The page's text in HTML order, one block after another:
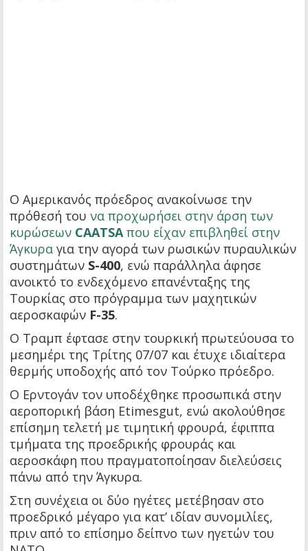
Ο Αμερικανός πρόεδρος ανακοίνωσε την
πρόθεσή του να προχωρήσει στην άρση των
κυρώσεων CAATSAπου είχαν επιβληθεί στην
Άγκυρα για την αγορά των ρωσικών πυραυλικών
συστημάτων S-400, ενώ παράλληλα άφησε
ανοικτό το ενδεχόμενο επανένταξης της
Τουρκίας στο πρόγραμμα των μαχητικών
αεροσκαφών F-35.
Ο Τραμπ έφτασε στην τουρκική πρωτεύουσα το
μεσημέρι της Τρίτης 07/07 και έτυχε ιδιαίτερα
θερμής υποδοχής από τον Τούρκο πρόεδρο.
Ο Ερντογάν τον υποδέχθηκε προσωπικά στην
αεροπορική βάση Etimesgut, ενώ ακολούθησε
επίσημη τελετή με τιμητική φρουρά, έφιππα
τμήματα της προεδρικής φρουράς και
αεροσκάφη που πραγματοποίησαν διελεύσεις
πάνω από την Άγκυρα.
Στη συνέχεια οι δύο ηγέτες μετέβησαν στο
προεδρικό μέγαρο για κατ’ ιδίαν συνομιλίες,
πριν από το επίσημο δείπνο των ηγετών του